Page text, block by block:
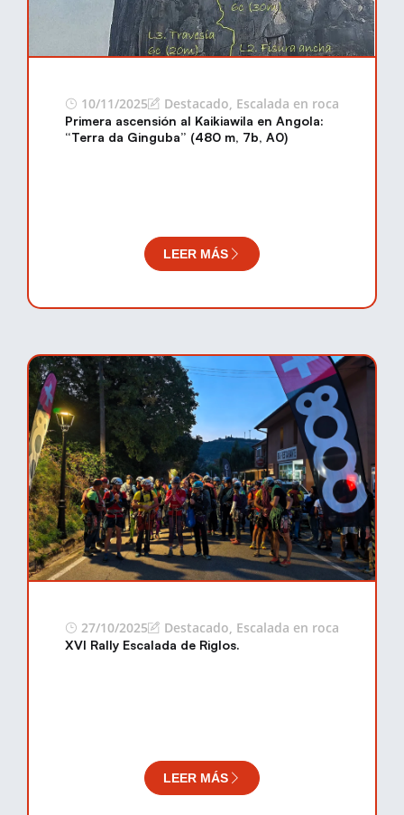
10/11/2025 Destacado, Escalada en roca
Primera ascensión al Kaikiawila en Angola:
“Terra da Ginguba” (480 m, 7b, A0)
LEER MÁS
27/10/2025 Destacado, Escalada en roca
XVI Rally Escalada de Riglos.
LEER MÁS